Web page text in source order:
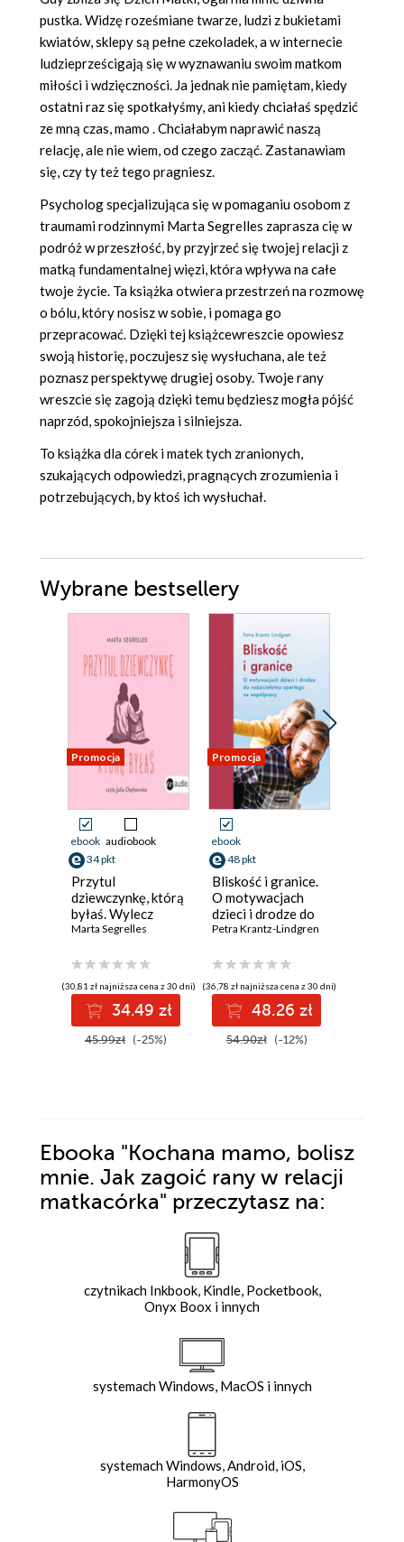
pustka. Widzę roześmiane twarze, ludzi z bukietami
kwiatów, sklepy są pełne czekoladek, a w internecie
ludzieprześcigają się w wyznawaniu swoim matkom
miłości i wdzięczności. Ja jednak nie pamiętam, kiedy
ostatni raz się spotkałyśmy, ani kiedy chciałaś spędzić
ze mną czas, mamo . Chciałabym naprawić naszą
relację, ale nie wiem, od czego zacząć. Zastanawiam
się, czy ty też tego pragniesz.
Psycholog specjalizująca się w pomaganiu osobom z
traumami rodzinnymi Marta Segrelles zaprasza cię w
podróż w przeszłość, by przyjrzeć się twojej relacji z
matką fundamentalnej więzi, która wpływa na całe
twoje życie. Ta książka otwiera przestrzeń na rozmowę
o bólu, który nosisz w sobie, i pomaga go
przepracować. Dzięki tej książcewreszcie opowiesz
swoją historię, poczujesz się wysłuchana, ale też
poznasz perspektywę drugiej osoby. Twoje rany
wreszcie się zagoją dzięki temu będziesz mogła pójść
naprzód, spokojniejsza i silniejsza.
To książka dla córek i matek tych zranionych,
szukających odpowiedzi, pragnących zrozumienia i
potrzebujących, by ktoś ich wysłuchał.
Wybrane bestsellery
Promocja
ebook audiobook
34 pkt
Przytul
dziewczynkę, którą
byłaś. Wylecz
swoje rany z
zaopiekuj się sobą
Marta Segrelles
(30,81 zł najniższa cena z 30 dni)
34.49 zł
45.99zł (-25%)
Promocja
ebook
48 pkt
Bliskość i granice.
O motywacjach
dzieci i drodze do
rodzicielstwa
współpracy. O
motywacjach
dzieci i drodze do
rodzicielstwa
opartego na
współpracy
Petra Krantz-Lindgren
(36,78 zł najniższa cena z 30 dni)
48.26 zł
54.90zł (-12%)
Ebooka "Kochana mamo, bolisz
mnie. Jak zagoić rany w relacji
matkacórka" przeczytasz na:
czytnikach Inkbook, Kindle, Pocketbook,
Onyx Boox i innych
systemach Windows, MacOS i innych
systemach Windows, Android, iOS,
HarmonyOS